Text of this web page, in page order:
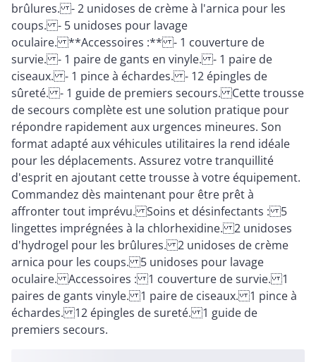
brûlures. - 2 unidoses de crème à l'arnica pour les
coups. - 5 unidoses pour lavage
oculaire. **Accessoires :** - 1 couverture de
survie. - 1 paire de gants en vinyle. - 1 paire de
ciseaux. - 1 pince à échardes. - 12 épingles de
sûreté. - 1 guide de premiers secours. Cette trousse
de secours complète est une solution pratique pour
répondre rapidement aux urgences mineures. Son
format adapté aux véhicules utilitaires la rend idéale
pour les déplacements. Assurez votre tranquillité
d'esprit en ajoutant cette trousse à votre équipement.
Commandez dès maintenant pour être prêt à
affronter tout imprévu. Soins et désinfectants : 5
lingettes imprégnées à la chlorhexidine. 2 unidoses
d'hydrogel pour les brûlures. 2 unidoses de crème
arnica pour les coups. 5 unidoses pour lavage
oculaire. Accessoires : 1 couverture de survie. 1
paires de gants vinyle. 1 paire de ciseaux. 1 pince à
échardes. 12 épingles de sureté. 1 guide de
premiers secours.